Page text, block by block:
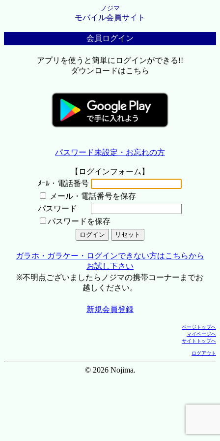
ノジマ
モバイル会員サイト
会員ログイン
アプリを使うと簡単にログインができる!!
ダウンロードはこちら
パスワード未設定・お忘れの方
【ログインフォーム】
ﾒｰﾙ・電話番号
メール・電話番号を保存
パスワード
パスワードを保存
ガラホ・ガラケー・ログインできない方はこちらから
お試し下さい
※不明点ございましたらノジマの携帯コーナーまでお
越しください。
新規会員登録
ページトップへ
マイページへ
サイトトップへ
ログアウト
© 2026 Nojima.